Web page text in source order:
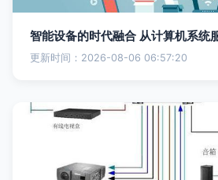
智能设备的时代融合 从计算机系统
更新时间：2026-08-06 06:57:20